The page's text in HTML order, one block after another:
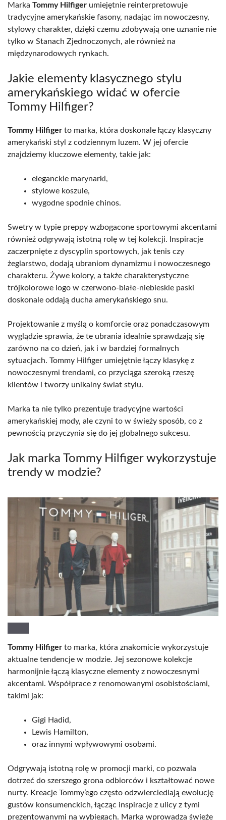
Marka Tommy Hilfiger umiejętnie reinterpretowuje
tradycyjne amerykańskie fasony, nadając im nowoczesny,
stylowy charakter, dzięki czemu zdobywają one uznanie nie
tylko w Stanach Zjednoczonych, ale również na
międzynarodowych rynkach.
Jakie elementy klasycznego stylu
amerykańskiego widać w ofercie
Tommy Hilfiger?
Tommy Hilfiger to marka, która doskonale łączy klasyczny
amerykański styl z codziennym luzem. W jej ofercie
znajdziemy kluczowe elementy, takie jak:
eleganckie marynarki,
stylowe koszule,
wygodne spodnie chinos.
Swetry w typie preppy wzbogacone sportowymi akcentami
również odgrywają istotną rolę w tej kolekcji. Inspiracje
zaczerpnięte z dyscyplin sportowych, jak tenis czy
żeglarstwo, dodają ubraniom dynamizmu i nowoczesnego
charakteru. Żywe kolory, a także charakterystyczne
trójkolorowe logo w czerwono-białe-niebieskie paski
doskonale oddają ducha amerykańskiego snu.
Projektowanie z myślą o komforcie oraz ponadczasowym
wyglądzie sprawia, że te ubrania idealnie sprawdzają się
zarówno na co dzień, jak i w bardziej formalnych
sytuacjach. Tommy Hilfiger umiejętnie łączy klasykę z
nowoczesnymi trendami, co przyciąga szeroką rzeszę
klientów i tworzy unikalny świat stylu.
Marka ta nie tylko prezentuje tradycyjne wartości
amerykańskiej mody, ale czyni to w świeży sposób, co z
pewnością przyczynia się do jej globalnego sukcesu.
Jak marka Tommy Hilfiger wykorzystuje
trendy w modzie?
Tommy Hilfiger to marka, która znakomicie wykorzystuje
aktualne tendencje w modzie. Jej sezonowe kolekcje
harmonijnie łączą klasyczne elementy z nowoczesnymi
akcentami. Współprace z renomowanymi osobistościami,
takimi jak:
Gigi Hadid,
Lewis Hamilton,
oraz innymi wpływowymi osobami.
Odgrywają istotną rolę w promocji marki, co pozwala
dotrzeć do szerszego grona odbiorców i kształtować nowe
nurty. Kreacje Tommy’ego często odzwierciedlają ewolucję
gustów konsumenckich, łącząc inspiracje z ulicy z tymi
prezentowanymi na wybiegach. Marka wprowadza świeże